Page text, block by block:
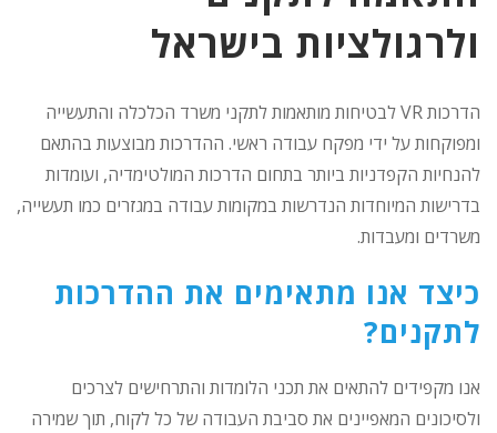
ולרגולציות בישראל
הדרכות VR לבטיחות מותאמות לתקני משרד הכלכלה והתעשייה
ומפוקחות על ידי מפקח עבודה ראשי. ההדרכות מבוצעות בהתאם
להנחיות הקפדניות ביותר בתחום הדרכות המולטימדיה, ועומדות
בדרישות המיוחדות הנדרשות במקומות עבודה במגזרים כמו תעשייה,
משרדים ומעבדות.
כיצד אנו מתאימים את ההדרכות
לתקנים?
אנו מקפידים להתאים את תכני הלומדות והתרחישים לצרכים
ולסיכונים המאפיינים את סביבת העבודה של כל לקוח, תוך שמירה